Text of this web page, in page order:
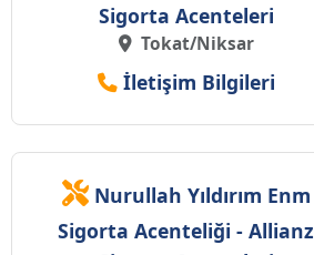
Sigorta Acenteleri
Tokat/Niksar
İletişim Bilgileri
Nurullah Yıldırım Enm
Sigorta Acenteliği - Allianz